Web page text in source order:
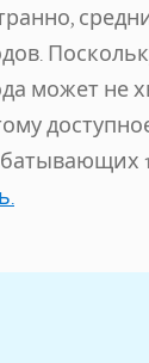
может не